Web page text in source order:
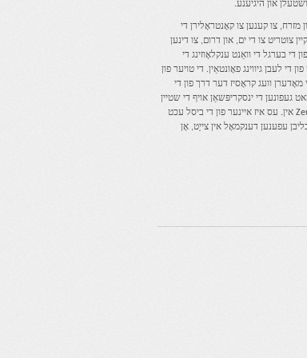
און היגיענע.
מזרח, צו קענען צו קאָנטראָלירן די
צוטריט צו די ים, און דרום, צו דינען
די בערגל די וואַנט ענקלאָוזינג די
די לעבן גיווינג פאָונטאַין. די טויער פון
מאָדערן וועג קראָסיז דער דרך פון די
געפונען די ינסקריפּשאַן אויף די שטיין
“דיאָס מיליטשיאָו”, פּראָווינג די דינען פון Zeus אין. עס איז איינער פון די ביסל עכט
עפענען דענקמאָל אין צייַט, אָן